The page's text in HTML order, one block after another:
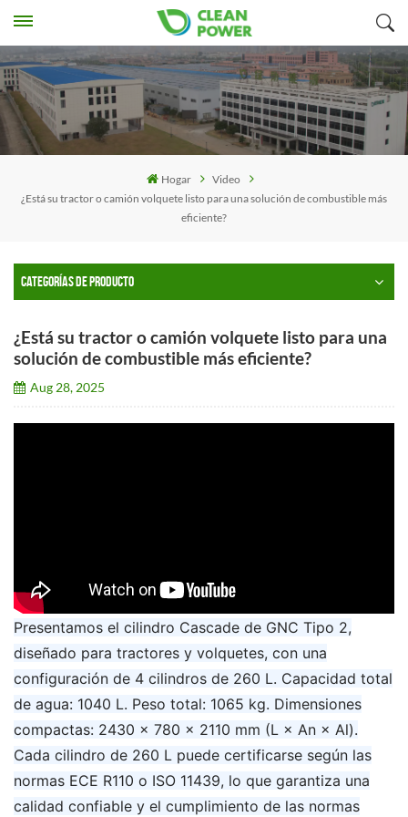
Hogar
Video
¿Está su tractor o camión volquete listo para una solución de combustible más
eficiente?
CATEGORÍAS DE PRODUCTO
¿Está su tractor o camión volquete listo para una
solución de combustible más eficiente?
Aug 28, 2025
Presentamos el cilindro Cascade de GNC Tipo 2,
diseñado para tractores y volquetes, con una
configuración de 4 cilindros de 260 L. Capacidad total
de agua: 1040 L. Peso total: 1065 kg. Dimensiones
compactas: 2430 × 780 × 2110 mm (L × An × Al).
Cada cilindro de 260 L puede certificarse según las
normas ECE R110 o ISO 11439, lo que garantiza una
calidad confiable y el cumplimiento de las normas